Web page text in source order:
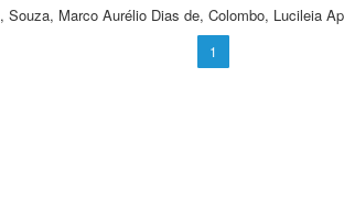
, Souza, Marco Aurélio Dias de, Colombo, Lucileia
1